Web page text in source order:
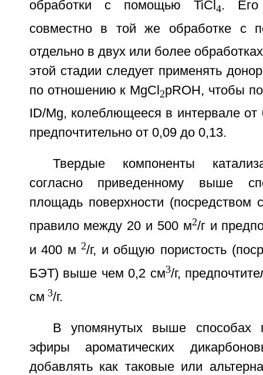
обработки с помощью TiCl 4. Его
совместно в той же обработке с
отдельно в двух или более
этой стадии следует применять
по отношению к MgCl 2pROH, чтобы
ID/Mg, колеблющееся в интервале
предпочтительно от 0,09 до 0,13.
Твердые компоненты
согласно приведенному выше
площадь поверхности (посредством
правило между 20 и 500 м2/г и
и 400 м 2/г, и общую пористость
БЭТ) выше чем 0,2 см3/г,
см 3/г.
В упомянутых выше способах
эфиры ароматических
добавлять как таковые или